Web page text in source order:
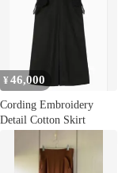
¥46,000
Cording Embroidery
Detail Cotton Skirt